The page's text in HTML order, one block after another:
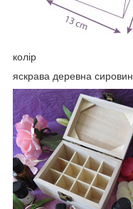
колір
яскрава деревна